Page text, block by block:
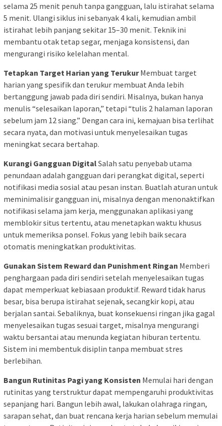
selama 25 menit penuh tanpa gangguan, lalu istirahat selama
5 menit. Ulangi siklus ini sebanyak 4 kali, kemudian ambil
istirahat lebih panjang sekitar 15–30 menit. Teknik ini
membantu otak tetap segar, menjaga konsistensi, dan
mengurangi risiko kelelahan mental.
Tetapkan Target Harian yang TerukurMembuat target
harian yang spesifik dan terukur membuat Anda lebih
bertanggung jawab pada diri sendiri. Misalnya, bukan hanya
menulis “selesaikan laporan,” tetapi “tulis 2 halaman laporan
sebelum jam 12 siang.” Dengan cara ini, kemajuan bisa terlihat
secara nyata, dan motivasi untuk menyelesaikan tugas
meningkat secara bertahap.
Kurangi Gangguan DigitalSalah satu penyebab utama
penundaan adalah gangguan dari perangkat digital, seperti
notifikasi media sosial atau pesan instan. Buatlah aturan untuk
meminimalisir gangguan ini, misalnya dengan menonaktifkan
notifikasi selama jam kerja, menggunakan aplikasi yang
memblokir situs tertentu, atau menetapkan waktu khusus
untuk memeriksa ponsel. Fokus yang lebih baik secara
otomatis meningkatkan produktivitas.
Gunakan Sistem Reward dan Punishment Ringan Memberi
penghargaan pada diri sendiri setelah menyelesaikan tugas
dapat memperkuat kebiasaan produktif. Reward tidak harus
besar, bisa berupa istirahat sejenak, secangkir kopi, atau
berjalan santai. Sebaliknya, buat konsekuensi ringan jika gagal
menyelesaikan tugas sesuai target, misalnya mengurangi
waktu bersantai atau menunda kegiatan hiburan tertentu.
Sistem ini membentuk disiplin tanpa membuat stres
berlebihan.
Bangun Rutinitas Pagi yang Konsisten Memulai hari dengan
rutinitas yang terstruktur dapat mempengaruhi produktivitas
sepanjang hari. Bangun lebih awal, lakukan olahraga ringan,
sarapan sehat, dan buat rencana kerja harian sebelum memulai